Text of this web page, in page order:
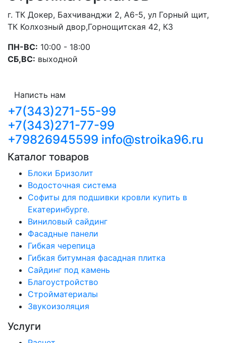
г. ТК Докер, Бахчиванджи 2, А6-5, ул Горный щит,
ТК Колхозный двор,Горнощитская 42, К3
ПН-ВС: 10:00 - 18:00
СБ,ВС: выходной
Написть нам
+7(343)271-55-99
+7(343)271-77-99
+79826945599 info@stroika96.ru
Каталог товаров
Блоки Бризолит
Водосточная система
Софиты для подшивки кровли купить в
Екатеринбурге.
Виниловый сайдинг
Фасадные панели
Гибкая черепица
Гибкая битумная фасадная плитка
Сайдинг под камень
Благоустройство
Стройматериалы
Звукоизоляция
Услуги